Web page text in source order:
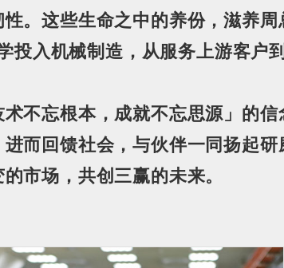
。这些生命之中的养份，滋养
投入机械制造，从服务上游客户
术不忘根本，成就不忘思源 」的
而回馈社会，与伙伴一同扬起研
的市场，共创三赢的未来。